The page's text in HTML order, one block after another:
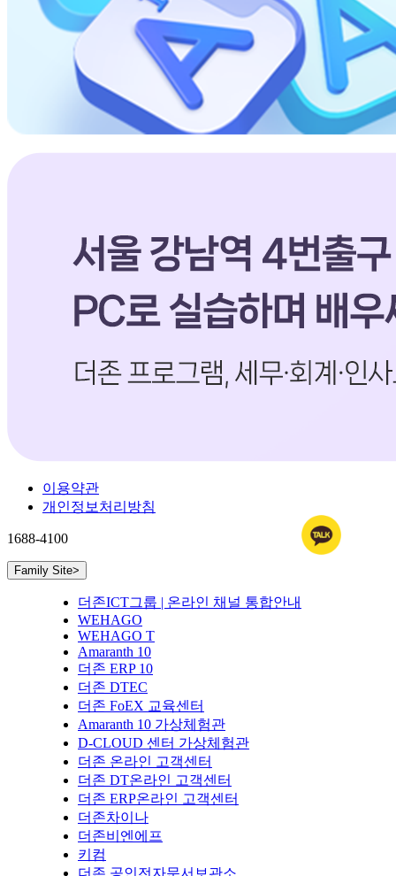
이용약관
개인정보처리방침
1688-4100
Family Site>
더존ICT그룹 | 온라인 채널 통합안내
WEHAGO
WEHAGO T
Amaranth 10
더존 ERP 10
더존 DTEC
더존 FoEX 교육센터
Amaranth 10 가상체험관
D-CLOUD 센터 가상체험관
더존 온라인 고객센터
더존 DT온라인 고객센터
더존 ERP온라인 고객센터
더존차이나
더존비엔에프
키컴
더존 공인전자문서보관소